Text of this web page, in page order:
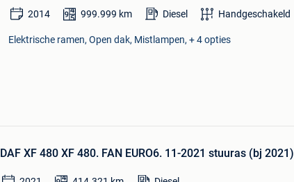
2014 999.999 km Diesel Handgeschakeld
Elektrische ramen, Open dak, Mistlampen, + 4 opties
DAF XF 480 XF 480. FAN EURO6. 11-2021 stuuras (bj 2021)